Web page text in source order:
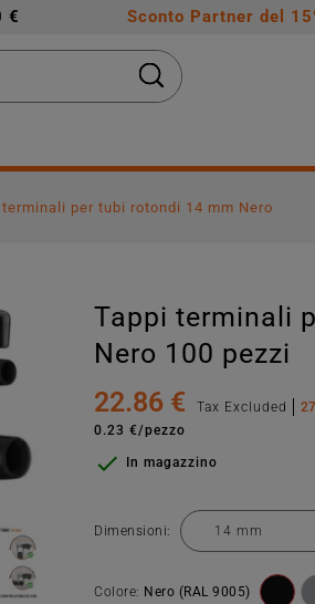
€ Sconto Partner del
per tubi rotondi 14 mm Nero
Tappi terminali
Nero 100 pezzi
22.86 €
Tax Excluded
0.23 €/pezzo
 In magazzino
Dimensioni:
Colore: Nero (RAL 9005)